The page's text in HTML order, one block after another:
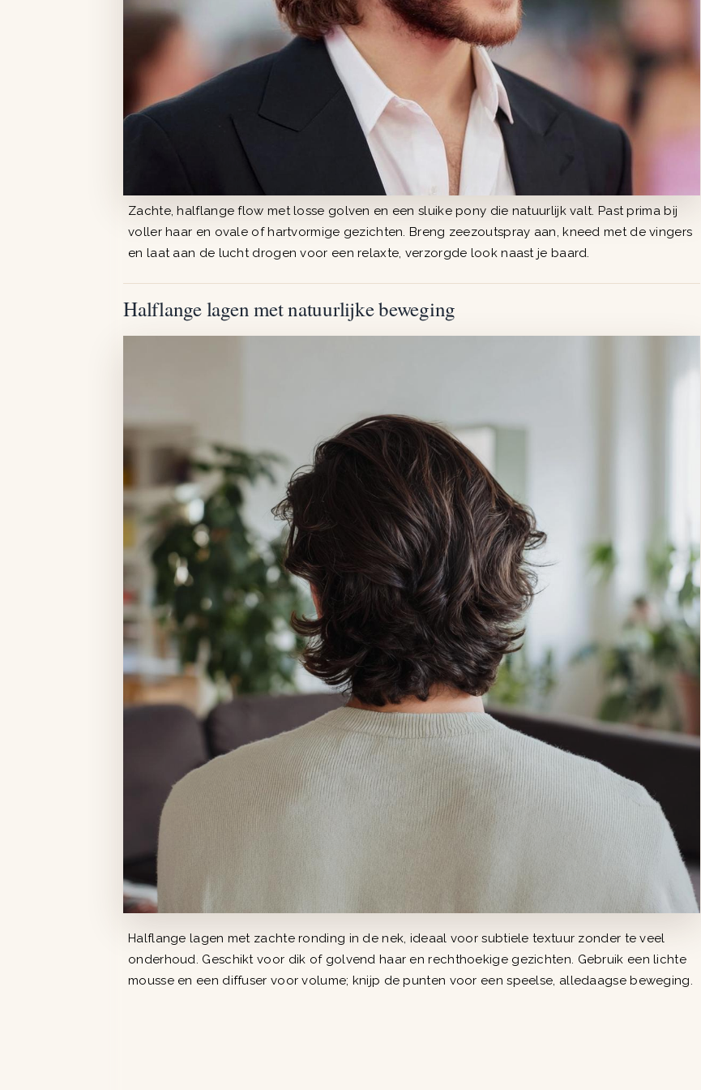
Zachte, halflange flow met losse golven en een sluike pony die natuurlijk valt. Past prima bij
voller haar en ovale of hartvormige gezichten. Breng zeezoutspray aan, kneed met de vingers
en laat aan de lucht drogen voor een relaxte, verzorgde look naast je baard.
Halflange lagen met natuurlijke beweging
Halflange lagen met zachte ronding in de nek, ideaal voor subtiele textuur zonder te veel
onderhoud. Geschikt voor dik of golvend haar en rechthoekige gezichten. Gebruik een lichte
mousse en een diffuser voor volume; knijp de punten voor een speelse, alledaagse beweging.